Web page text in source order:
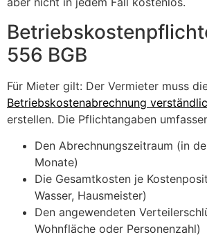
556 BGB
Für Mieter gilt: Der Vermieter muss
Betriebskostenabrechnung
erstellen. Die Pflichtangaben
Den Abrechnungszeitraum (in
Monate)
Die Gesamtkosten je
Wasser, Hausmeister)
Den angewendeten
Wohnfläche oder Personenzahl)